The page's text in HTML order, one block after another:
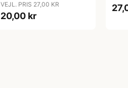
VEJL. PRIS 27,00 KR
20,00 kr